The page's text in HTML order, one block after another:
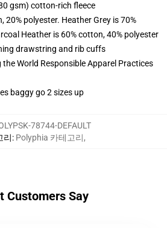
gsm) cotton-rich fleece
20% polyester. Heather Grey is 70%
Heather is 60% cotton, 40% polyester
drawstring and rib cuffs
World Responsible Apparel Practices
baggy go 2 sizes up
78744-DEFAULT
리: Polyphia 카테고리,
Customers Say